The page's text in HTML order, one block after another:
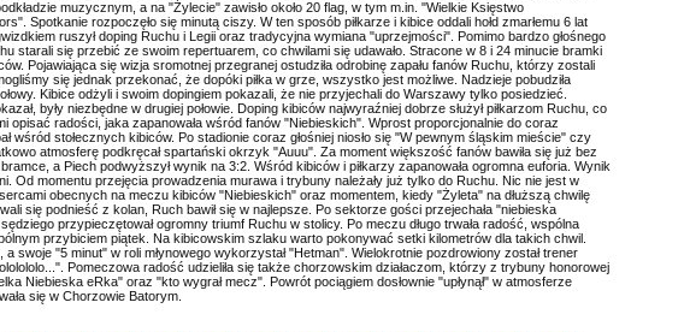
muzycznym, a na "Żylecie" zawisło około 20 flag, w tym m.in. "Wielkie Księstwo
Spotkanie rozpoczęło się minutą ciszy. W ten sposób piłkarze i kibice oddali hołd zmarłemu 6 lat
ruszył doping Ruchu i Legii oraz tradycyjna wymiana "uprzejmości". Pomimo bardzo głośnego
starali się przebić ze swoim repertuarem, co chwilami się udawało. Stracone w 8 i 24 minucie bramki
Pojawiająca się wizja sromotnej przegranej ostudziła odrobinę zapału fanów Ruchu, którzy zostali
się jednak przekonać, że dopóki piłka w grze, wszystko jest możliwe. Nadzieje pobudziła
Kibice odżyli i swoim dopingiem pokazali, że nie przyjechali do Warszawy tylko posiedzieć.
były niezbędne w drugiej połowie. Doping kibiców najwyraźniej dobrze służył piłkarzom Ruchu, co
opisać radości, jaka zapanowała wśród fanów "Niebieskich". Wprost proporcjonalnie do coraz
wśród stołecznych kibiców. Po stadionie coraz głośniej niosło się "W pewnym śląskim mieście" czy
atmosferę podkręcał spartański okrzyk "Auuu". Za moment większość fanów bawiła się już bez
a Piech podwyższył wynik na 3:2. Wśród kibiców i piłkarzy zapanowała ogromna euforia. Wynik
Od momentu przejęcia prowadzenia murawa i trybuny należały już tylko do Ruchu. Nic nie jest w
obecnych na meczu kibiców "Niebieskich" oraz momentem, kiedy "Żyleta" na dłuższą chwilę
się podnieść z kolan, Ruch bawił się w najlepsze. Po sektorze gości przejechała "niebieska
przypieczętował ogromny triumf Ruchu w stolicy. Po meczu długo trwała radość, wspólna
przybiciem piątek. Na kibicowskim szlaku warto pokonywać setki kilometrów dla takich chwil.
swoje "5 minut" w roli młynowego wykorzystał "Hetman". Wielokrotnie pozdrowiony został trener
Pomeczowa radość udzieliła się także chorzowskim działaczom, którzy z trybuny honorowej
Niebieska eRka" oraz "kto wygrał mecz". Powrót pociągiem dosłownie "upłynął" w atmosferze
się w Chorzowie Batorym.